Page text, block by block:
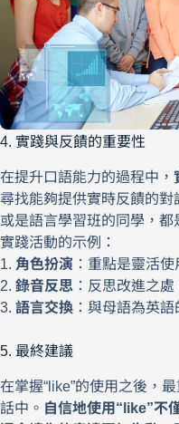
4. 實踐與反饋的重要性
在提升口語能力的過程中，
尋找能夠提供實時反饋的
或是語言學習班的同學，
實踐活動的示例：
1. 角色扮演 ：重點是靈活使
2. 錄音反思 ：反思改進之處
3. 語言交換 ：與母語為英
5. 最終建議
在掌握“like”的使用之後，
話中。 自信地使用“like”不